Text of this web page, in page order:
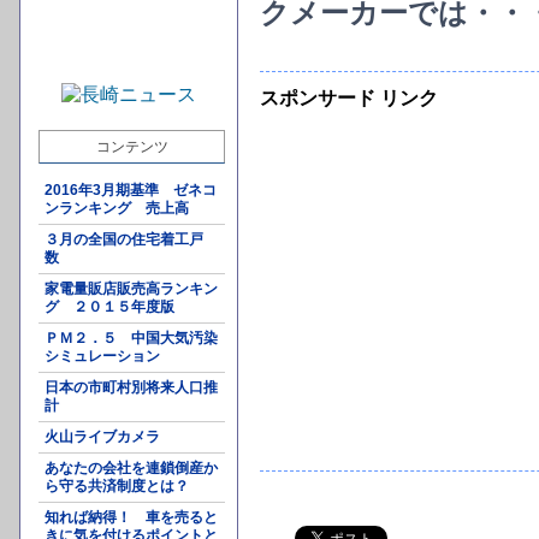
コンテンツ
2016年3月期基準 ゼネコ
ンランキング 売上高
３月の全国の住宅着工戸
数
家電量販店販売高ランキン
グ ２０１５年度版
ＰＭ２．５ 中国大気汚染
シミュレーション
日本の市町村別将来人口推
計
火山ライブカメラ
あなたの会社を連鎖倒産か
ら守る共済制度とは？
知れば納得！ 車を売ると
きに気を付けるポイントと
クメーカーでは・・
スポンサード リンク